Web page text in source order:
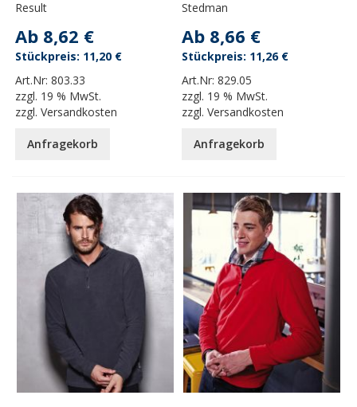
Result
Ab 8,62 €
Art.Nr:803.33
zzgl. 19 % MwSt.
zzgl.Versandkosten
11,20 €
Anfragekorb
Stedman
Ab 8,66 €
Art.Nr:829.05
zzgl. 19 % MwSt.
zzgl.Versandkosten
11,26 €
Anfragekorb